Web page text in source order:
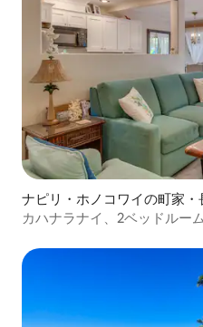
ナピリ・ホノコワイの町家・
カハナラナイ、2ベッドルー